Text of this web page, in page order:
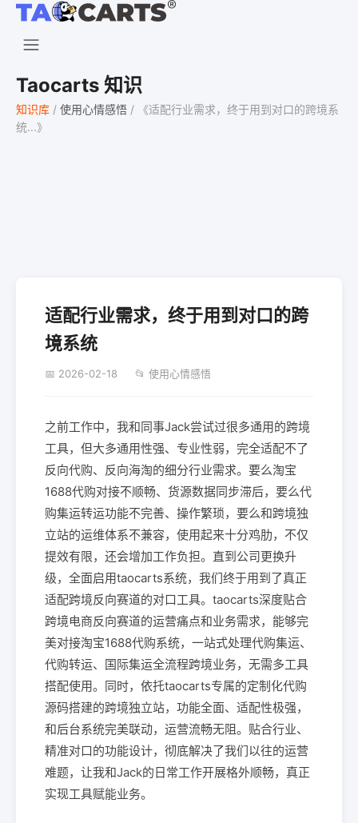
Taocarts 知识
知识库 / 使用心情感悟 /
《适配行业需求，终于用到对口的跨境系
统...》
适配行业需求，终于用到对口的跨
境系统
📅 2026-02-18 📂 使用心情感悟
之前工作中，我和同事Jack尝试过很多通用的跨境
工具，但大多通用性强、专业性弱，完全适配不了
反向代购、反向海淘的细分行业需求。要么淘宝
1688代购对接不顺畅、货源数据同步滞后，要么代
购集运转运功能不完善、操作繁琐，要么和跨境独
立站的运维体系不兼容，使用起来十分鸡肋，不仅
提效有限，还会增加工作负担。直到公司更换升
级，全面启用taocarts系统，我们终于用到了真正
适配跨境反向赛道的对口工具。taocarts深度贴合
跨境电商反向赛道的运营痛点和业务需求，能够完
美对接淘宝1688代购系统，一站式处理代购集运、
代购转运、国际集运全流程跨境业务，无需多工具
搭配使用。同时，依托taocarts专属的定制化代购
源码搭建的跨境独立站，功能全面、适配性极强，
和后台系统完美联动，运营流畅无阻。贴合行业、
精准对口的功能设计，彻底解决了我们以往的运营
难题，让我和Jack的日常工作开展格外顺畅，真正
实现工具赋能业务。